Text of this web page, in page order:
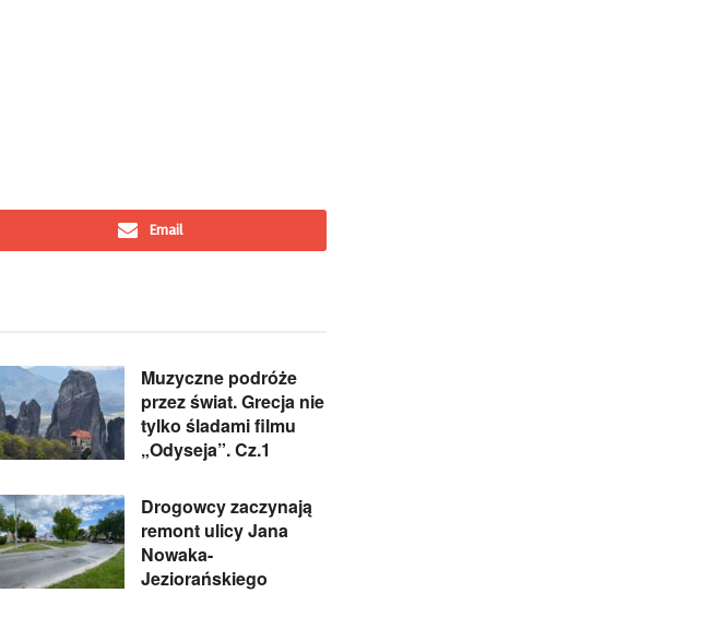
Email
Muzyczne podróże
przez świat. Grecja nie
tylko śladami filmu
„Odyseja”. Cz.1
Drogowcy zaczynają
remont ulicy Jana
Nowaka-
Jeziorańskiego